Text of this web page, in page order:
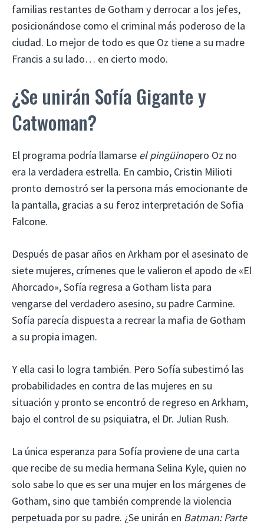
familias restantes de Gotham y derrocar a los jefes,
posicionándose como el criminal más poderoso de la
ciudad. Lo mejor de todo es que Oz tiene a su madre
Francis a su lado… en cierto modo.
¿Se unirán Sofía Gigante y
Catwoman?
El programa podría llamarse el pingüinopero Oz no
era la verdadera estrella. En cambio, Cristin Milioti
pronto demostró ser la persona más emocionante de
la pantalla, gracias a su feroz interpretación de Sofia
Falcone.
Después de pasar años en Arkham por el asesinato de
siete mujeres, crímenes que le valieron el apodo de «El
Ahorcado», Sofía regresa a Gotham lista para
vengarse del verdadero asesino, su padre Carmine.
Sofía parecía dispuesta a recrear la mafia de Gotham
a su propia imagen.
Y ella casi lo logra también. Pero Sofía subestimó las
probabilidades en contra de las mujeres en su
situación y pronto se encontró de regreso en Arkham,
bajo el control de su psiquiatra, el Dr. Julian Rush.
La única esperanza para Sofía proviene de una carta
que recibe de su media hermana Selina Kyle, quien no
solo sabe lo que es ser una mujer en los márgenes de
Gotham, sino que también comprende la violencia
perpetuada por su padre. ¿Se unirán en Batman: Parte